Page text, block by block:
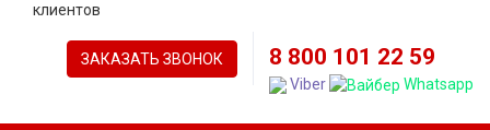
клиентов
ЗАКАЗАТЬ ЗВОНОК 8 800 101 22 59
Viber Whatsapp